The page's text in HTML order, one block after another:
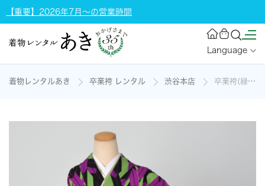
【重要】2026年7月～の営業時間
Language
着物レンタルあき 卒業袴 レンタル 渋谷本店 卒業袴(緑・紫矢絣)の着物レンタル